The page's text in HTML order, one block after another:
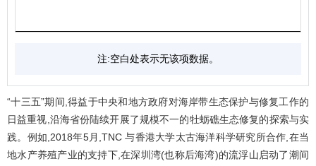
注:空白处表示无该项数据。
“十三五”期间,得益于中央和地方政府对海岸带生态保护与修复工作的
日益重视,沿海省份陆续开展了规模不一的牡蛎礁生态修复的探索与实
践。例如,2018年5月,TNC 与香港大学太古海洋科学研究所合作,在当
地水产养殖产业的支持下,在深圳湾(也称后海湾)的流浮山启动了潮间